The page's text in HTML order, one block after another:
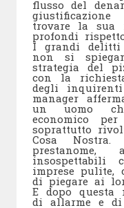
flusso del
trovare la
profondi
I grandi delitti
non si
strategia del
con la
degli
manager
un uomo
economico
soprattutto
Cosa
imprese
di piegare ai
E dopo questa
di allarme e